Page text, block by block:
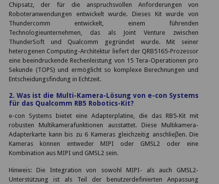
Chipsatz, der für die anspruchsvollen Anforderungen von
Roboteranwendungen entwickelt wurde. Dieses Kit wurde von
Thundercomm entwickelt, einem führenden
Technologieunternehmen, das als Joint Venture zwischen
ThunderSoft und Qualcomm gegründet wurde. Mit seiner
heterogenen Computing-Architektur liefert der QRB5165-Prozessor
eine beeindruckende Rechenleistung von 15 Tera-Operationen pro
Sekunde (TOPS) und ermöglicht so komplexe Berechnungen und
Entscheidungsfindung in Echtzeit.
2. Was ist die Multi-Kamera-Lösung von e-con Systems
für das Qualcomm RB5 Robotics-Kit?
e-con Systems bietet eine Adapterplatine, die das RB5-Kit mit
robusten Multikamerafunktionen ausstattet. Diese Multikamera-
Adapterkarte kann bis zu 6 Kameras gleichzeitig anschlieβen. Die
Kameras können entweder MIPI oder GMSL2 oder eine
Kombination aus MIPI und GMSL2 sein.
Hinweis: Die Integration von sowohl MIPI- als auch GMSL2-
Unterstützung ist als Teil der benutzerdefinierten Anpassung